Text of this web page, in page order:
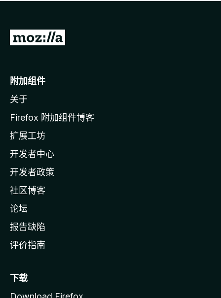
无
转
o
i
l
a
主
页
附加组件
关于
Firefox 附加组件博客
扩展工坊
开发者中心
开发者政策
社区博客
论坛
报告缺陷
评价指南
下载